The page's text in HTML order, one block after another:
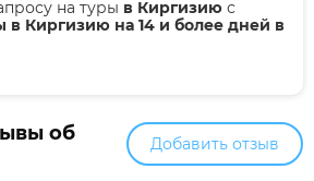
на туры в Киргизию с
в Киргизию на 14 и более дней в
об
Добавить отзыв